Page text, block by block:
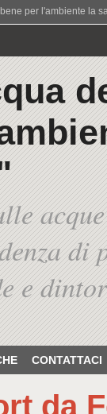
per l'ambiente la
di
e
CONTATTACI
da